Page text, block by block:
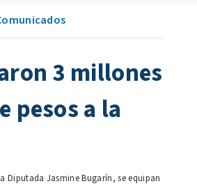
3 millones
pesos a la
Diputada Jasmine Bugarín, se equipan